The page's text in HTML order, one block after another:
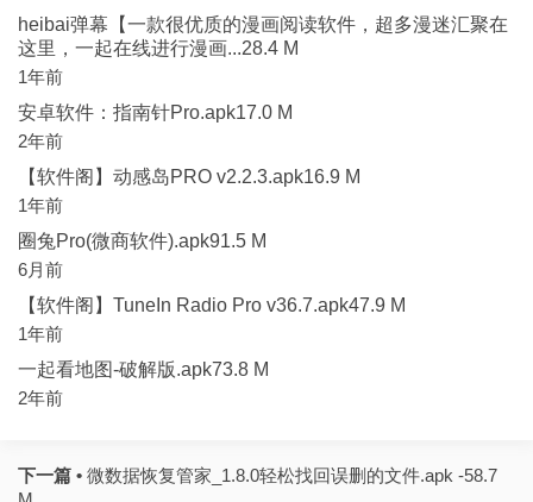
heibai弹幕【一款很优质的漫画阅读软件，超多漫迷汇聚在
这里，一起在线进行漫画...28.4 M
1年前
安卓软件：指南针Pro.apk17.0 M
2年前
【软件阁】动感岛PRO v2.2.3.apk16.9 M
1年前
圈兔Pro(微商软件).apk91.5 M
6月前
【软件阁】TuneIn Radio Pro v36.7.apk47.9 M
1年前
一起看地图-破解版.apk73.8 M
2年前
下一篇 • 微数据恢复管家_1.8.0轻松找回误删的文件.apk -58.7